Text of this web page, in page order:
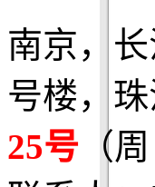
南京，
号楼，
25号 （